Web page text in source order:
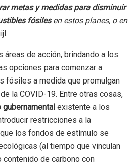
metas y medidas para disminuir
fósilesen estos planes, o en
áreas de acción, brindando a los
opciones para comenzar a
fósiles a medida que promulgan
la COVID-19. Entre otras cosas,
existente a los
restricciones a la
los fondos de estímulo se
(al tiempo que vinculan
contenido de carbono con